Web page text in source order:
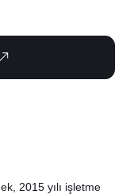
2015 yılı işletme